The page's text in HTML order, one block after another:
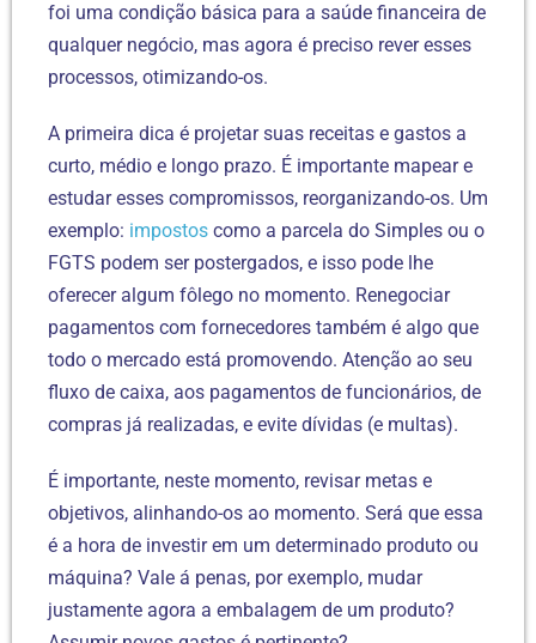
foi uma condição básica para a saúde financeira de
qualquer negócio, mas agora é preciso rever esses
processos, otimizando-os.
A primeira dica é projetar suas receitas e gastos a
curto, médio e longo prazo. É importante mapear e
estudar esses compromissos, reorganizando-os. Um
exemplo: impostos como a parcela do Simples ou o
FGTS podem ser postergados, e isso pode lhe
oferecer algum fôlego no momento. Renegociar
pagamentos com fornecedores também é algo que
todo o mercado está promovendo. Atenção ao seu
fluxo de caixa, aos pagamentos de funcionários, de
compras já realizadas, e evite dívidas (e multas).
É importante, neste momento, revisar metas e
objetivos, alinhando-os ao momento. Será que essa
é a hora de investir em um determinado produto ou
máquina? Vale á penas, por exemplo, mudar
justamente agora a embalagem de um produto?